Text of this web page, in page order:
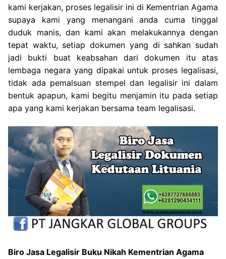
kami kerjakan, proses legalisir ini di Kementrian Agama
supaya kami yang menangani anda cuma tinggal
duduk manis, dan kami akan melakukannya dengan
tepat waktu, setiap dokumen yang di sahkan sudah
jadi bukti buat keabsahan dari dokumen itu atas
lembaga negara yang dipakai untuk proses legalisasi,
tidak ada pemalsuan stempel dan legalisir ini dalam
bentuk apapun, kami begitu menjamin itu pada setiap
apa yang kami kerjakan bersama team legalisasi.
Biro Jasa Legalisir Buku Nikah Kementrian Agama